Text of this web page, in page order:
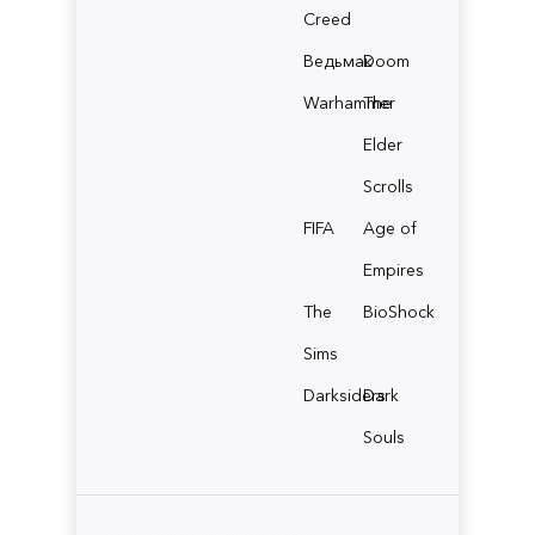
Creed
ВедьмакDoom
Warhammer
The
Elder
Scrolls
FIFA
Age of
Empires
The
Sims
BioShock
Darksiders
Dark
Souls